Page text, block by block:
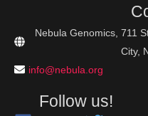
Nebula Genomics, 711
City,
info@nebula.org
Follow us!